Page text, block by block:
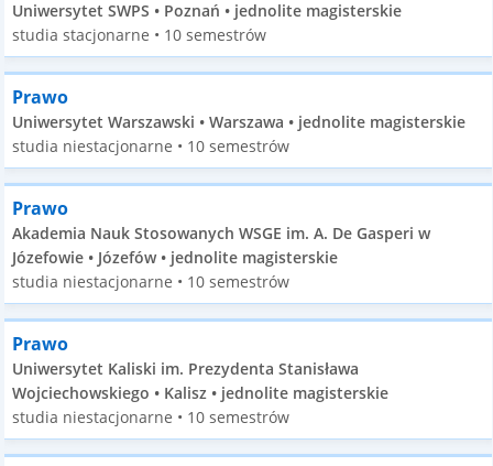
Uniwersytet SWPS • Poznań • jednolite magisterskie
studia stacjonarne • 10 semestrów
Prawo
Uniwersytet Warszawski • Warszawa • jednolite magisterskie
studia niestacjonarne • 10 semestrów
Prawo
Akademia Nauk Stosowanych WSGE im. A. De Gasperi w
Józefowie • Józefów • jednolite magisterskie
studia niestacjonarne • 10 semestrów
Prawo
Uniwersytet Kaliski im. Prezydenta Stanisława
Wojciechowskiego • Kalisz • jednolite magisterskie
studia niestacjonarne • 10 semestrów